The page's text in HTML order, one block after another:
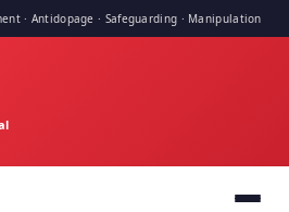
· Antidopage · Safeguarding · Manipulation